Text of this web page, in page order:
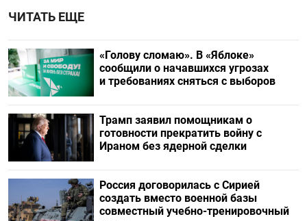
ЧИТАТЬ ЕЩЕ
«Голову сломаю». В «Яблоке»
сообщили о начавшихся угрозах
и требованиях сняться с выборов
Трамп заявил помощникам о
готовности прекратить войну с
Ираном без ядерной сделки
Россия договорилась с Сирией
создать вместо военной базы
совместный учебно-тренировочный